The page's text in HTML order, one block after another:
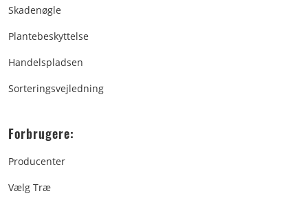
Skadenøgle
Plantebeskyttelse
Handelspladsen
Sorteringsvejledning
Forbrugere:
Producenter
Vælg Træ